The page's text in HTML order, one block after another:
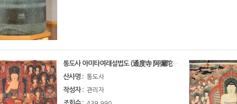
통도사 아미타여래설법도 (通度寺 阿彌陀如來說法圖)
산사명 : 통도사
작성자 : 관리자